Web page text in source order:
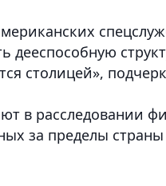
дееспособную
столицей»,
в расследовании
за пределы